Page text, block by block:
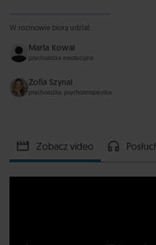
W rozmowie biorą udział:
Marta Kowal
psycholożka ewolucyjna
Zofia Szynal
psycholożka, psychoterapeutka
Zobacz video